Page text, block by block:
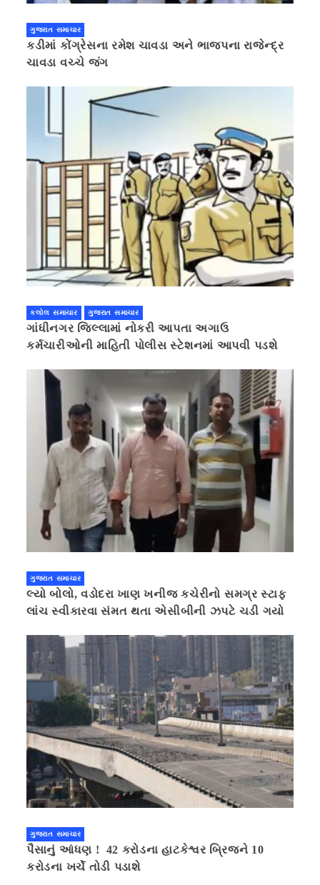
ગુજરાત સમાચાર
કડીમાં કોંગ્રેસના રમેશ ચાવડા અને ભાજપના રાજેન્દ્ર
ચાવડા વચ્ચે જંગ
કલોલ સમાચાર ગુજરાત સમાચાર
ગાંધીનગર જિલ્લામાં નોકરી આપતા અગાઉ
કર્મચારીઓની માહિતી પોલીસ સ્ટેશનમાં આપવી પડશે
ગુજરાત સમાચાર
લ્યો બોલો, વડોદરા ખાણ ખનીજ કચેરીનો સમગ્ર સ્ટાફ
લાંચ સ્વીકારવા સંમત થતા એસીબીની ઝપટે ચડી ગયો
ગુજરાત સમાચાર
પૈસાનું આંધણ ! 42 કરોડના હાટકેશ્વર બ્રિજને 10
કરોડના ખર્ચે તોડી પડાશે